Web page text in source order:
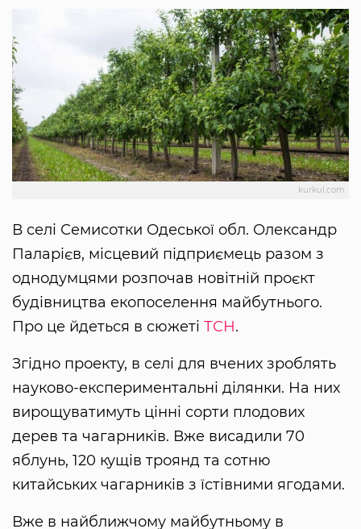
kurkul.com
В селі Семисотки Одеської обл. Олександр
Паларієв, місцевий підприємець разом з
однодумцями розпочав новітній проєкт
будівництва екопоселення майбутнього.
Про це йдеться в сюжеті ТСН.
Згідно проекту, в селі для вчених зроблять
науково-експериментальні ділянки. На них
вирощуватимуть цінні сорти плодових
дерев та чагарників. Вже висадили 70
яблунь, 120 кущів троянд та сотню
китайських чагарників з їстівними ягодами.
Вже в найближчому майбутньому в